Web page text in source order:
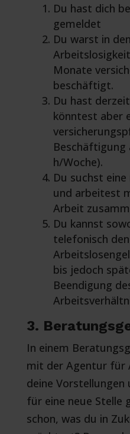
Du hast dich
gemeldet
Du warst in
Monate
beschäftigt.
Du hast
könntest aber
Beschäftigung
h/Woche).
Du suchst
und arbeitest
Arbeit
Du kannst
telefonisch
bis jedoch
Beendigung
3.
In einem
mit der Agentur für
deine Vorstellungen
für eine neue Stelle
schon, was du in